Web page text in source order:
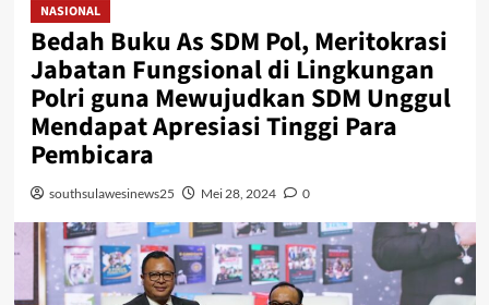
NASIONAL
Bedah Buku As SDM Pol, Meritokrasi
Jabatan Fungsional di Lingkungan
Polri guna Mewujudkan SDM Unggul
Mendapat Apresiasi Tinggi Para
Pembicara
southsulawesinews25 Mei 28, 2024 0